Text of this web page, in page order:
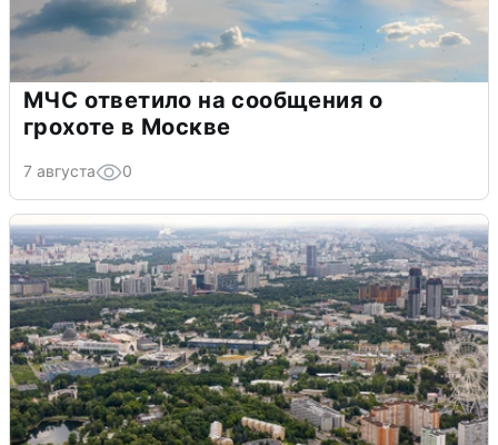
МЧС ответило на сообщения о
грохоте в Москве
7 августа 0